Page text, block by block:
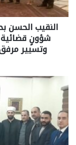
النقيب الحسن
شؤونٍ قضائية
وتسيير